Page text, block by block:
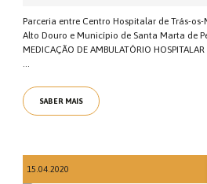
Parceria entre Centro Hospitalar de Trás-os-
Alto Douro e Município de Santa Marta de
MEDICAÇÃO DE AMBULATÓRIO HOSPITALAR
...
SABER MAIS
15.04.2020